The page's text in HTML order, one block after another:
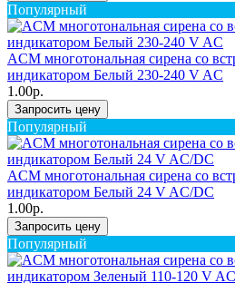
Популярный
ACM многотональная сирена со
индикатором Белый 230-240 V AC
1.00р.
Запросить цену
Популярный
ACM многотональная сирена со
индикатором Белый 24 V AC/DC
1.00р.
Запросить цену
Популярный